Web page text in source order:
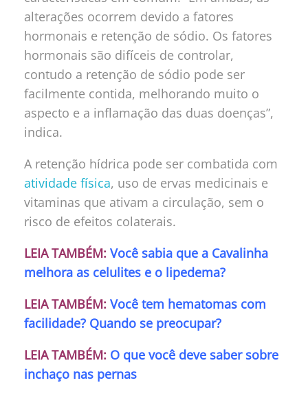
alterações ocorrem devido a fatores
hormonais e retenção de sódio. Os fatores
hormonais são difíceis de controlar,
contudo a retenção de sódio pode ser
facilmente contida, melhorando muito o
aspecto e a inflamação das duas doenças”,
indica.
A retenção hídrica pode ser combatida com
atividade física, uso de ervas medicinais e
vitaminas que ativam a circulação, sem o
risco de efeitos colaterais.
LEIA TAMBÉM: Você sabia que a Cavalinha
melhora as celulites e o lipedema?
LEIA TAMBÉM: Você tem hematomas com
facilidade? Quando se preocupar?
LEIA TAMBÉM: O que você deve saber sobre
inchaço nas pernas